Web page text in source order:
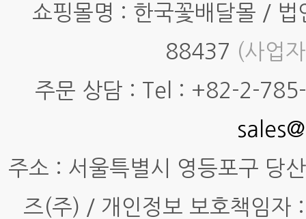
쇼핑몰명 : 한국꽃배달몰 /
88437 (사업
주문 상담 : Tel : +82-2-
주소 : 서울특별시 영등포구 당
즈(주) / 개인정보 보호책임